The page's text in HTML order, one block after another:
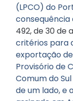
(LPCO) do
consequência
492, de 30 de
critérios para
exportação
Provisório de
Comum do
de um lado, e